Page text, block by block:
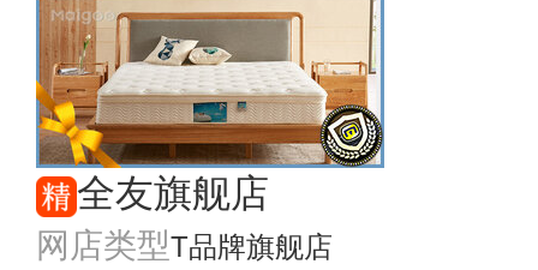
全友旗舰店
网店类型T品牌旗舰店